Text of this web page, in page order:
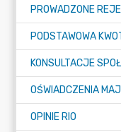
PROWADZONE
KONSULTACJE
OŚWIADCZENIA
OPINIE RIO